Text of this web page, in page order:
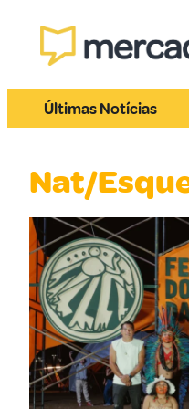
Últimas Notícias
Nat/